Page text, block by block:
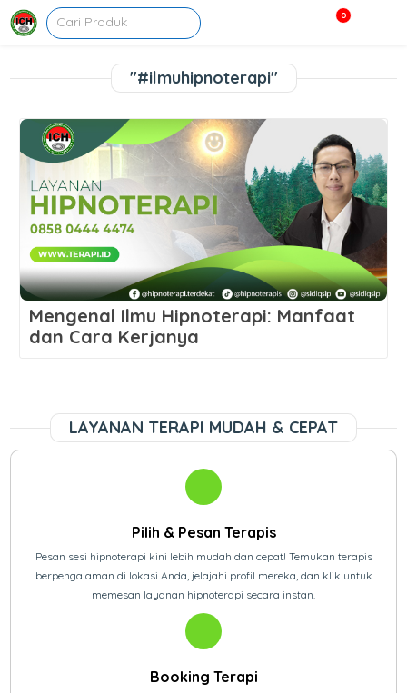
0
"#ilmuhipnoterapi"
Mengenal Ilmu Hipnoterapi: Manfaat
dan Cara Kerjanya
LAYANAN TERAPI MUDAH & CEPAT
Pilih & Pesan Terapis
Pesan sesi hipnoterapi kini lebih mudah dan cepat! Temukan terapis
berpengalaman di lokasi Anda, jelajahi profil mereka, dan klik untuk
memesan layanan hipnoterapi secara instan.
Booking Terapi